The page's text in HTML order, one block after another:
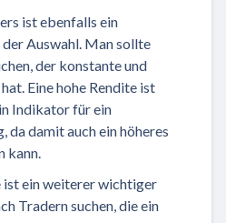
ist ebenfalls ein
Auswahl. Man sollte
der konstante und
Eine hohe Rendite ist
Indikator für ein
da damit auch ein höheres
kann.
ist ein weiterer wichtiger
Tradern suchen, die ein